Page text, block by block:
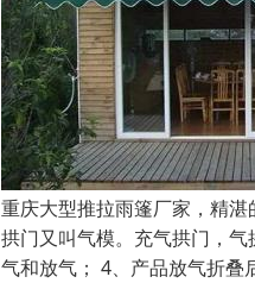
重庆大型推拉雨篷厂家，精湛
拱门又叫气模。充气拱门，
气和放气； 4、产品放气折